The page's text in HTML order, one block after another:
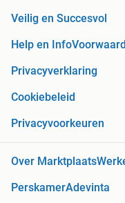
Veilig en Succesvol
Help en Info
Privacyverklaring
Cookiebeleid
Privacyvoorkeuren
Over Marktplaats
PerskamerAdevinta